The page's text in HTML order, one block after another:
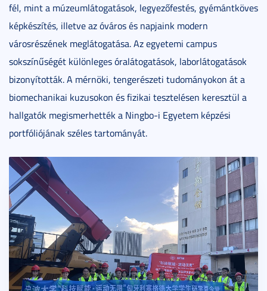
fél, mint a múzeumlátogatások, legyezőfestés, gyémántköves
képkészítés, illetve az óváros és napjaink modern
városrészének meglátogatása. Az egyetemi campus
sokszínűségét különleges óralátogatások, laborlátogatások
bizonyították. A mérnöki, tengerészeti tudományokon át a
biomechanikai kuzusokon és fizikai tesztelésen keresztül a
hallgatók megismerhették a Ningbo-i Egyetem képzési
portfóliójának széles tartományát.